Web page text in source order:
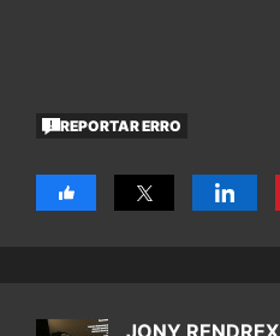
REPORTAR ERRO